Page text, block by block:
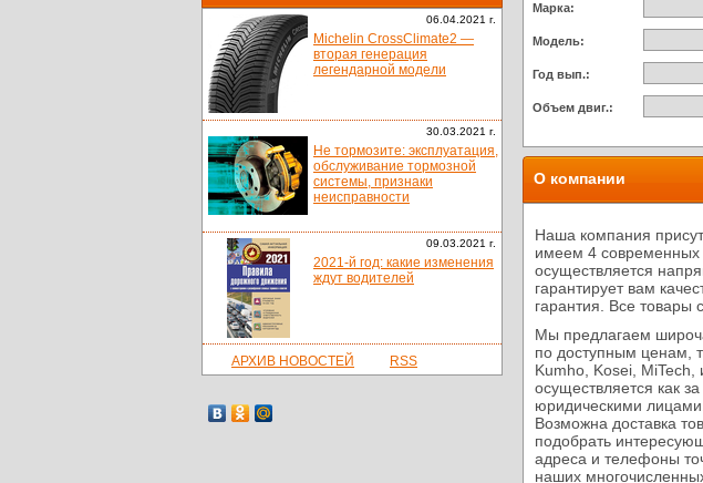
06.04.2021 г.
Michelin CrossClimate2 —
вторая генерация
легендарной модели
30.03.2021 г.
Не тормозите: эксплуатация,
обслуживание тормозной
системы, признаки
неисправности
09.03.2021 г.
2021-й год: какие изменения
ждут водителей
АРХИВ НОВОСТЕЙ RSS
Марка:
Модель:
Год вып.:
Объем двиг.:
О компании
Наша компания
имеем 4 современных
осуществляется
гарантирует вам
гарантия. Все товары
Мы предлагаем
по доступным ценам,
Kumho, Kosei, MiTech,
осуществляется как
юридическими
Возможна доставка
подобрать
адреса и телефоны
наших